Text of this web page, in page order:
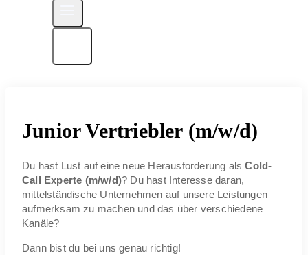
Junior Vertriebler (m/w/d)
Du hast Lust auf eine neue Herausforderung alsCold-
Call Experte (m/w/d)? Du hast Interesse daran,
mittelständische Unternehmen auf unsere Leistungen
aufmerksam zu machen und das über verschiedene
Kanäle?
Dann bist du bei uns genau richtig!